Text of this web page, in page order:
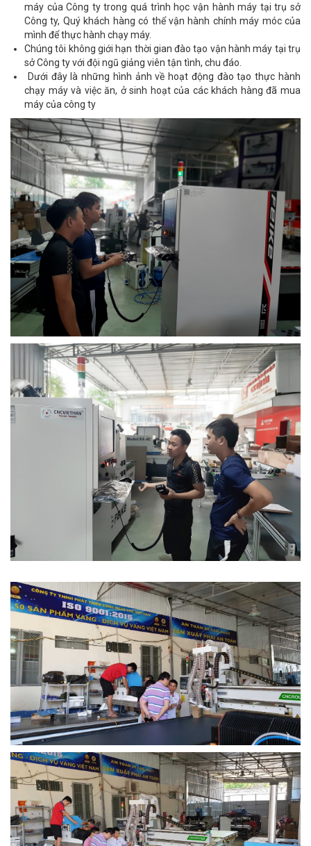
máy của Công ty trong quá trình học vận hành máy tại trụ sở
Công ty, Quý khách hàng có thể vận hành chính máy móc của
mình để thực hành chạy máy.
Chúng tôi không giới hạn thời gian đào tạo vận hành máy tại trụ
sở Công ty với đội ngũ giảng viên tận tình, chu đáo.
Dưới đây là những hình ảnh về hoạt động đào tạo thực hành
chạy máy và việc ăn, ở sinh hoạt của các khách hàng đã mua
máy của công ty